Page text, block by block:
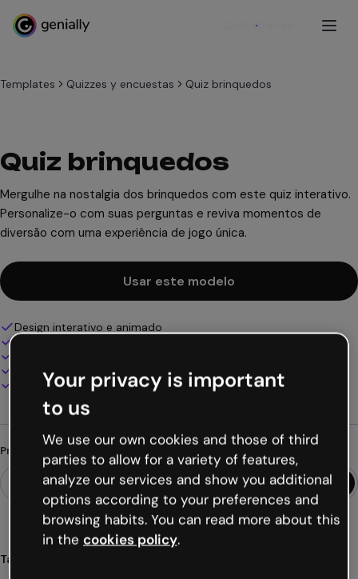
Cadastre-se
Templates Quizzes y encuestas Quiz brinquedos
Quiz brinquedos
Mergulhe na nostalgia dos brinquedos com este quiz interativo.
Personalize-o com suas perguntas e reviva momentos de
diversão com uma experiência de jogo única.
Usar este modelo
Design interativo e animado
100% personalizável
Apresente, compartilhe ou publique online
Baixe em PDF, MP4 e outros formatos
Procurando algo diferente?
Tags
Your privacy is important
to us
We use our own cookies and those of third
parties to allow for a variety of features,
analyze our services and show you additional
options according to your preferences and
browsing habits. You can read more about this
in the cookies policy.